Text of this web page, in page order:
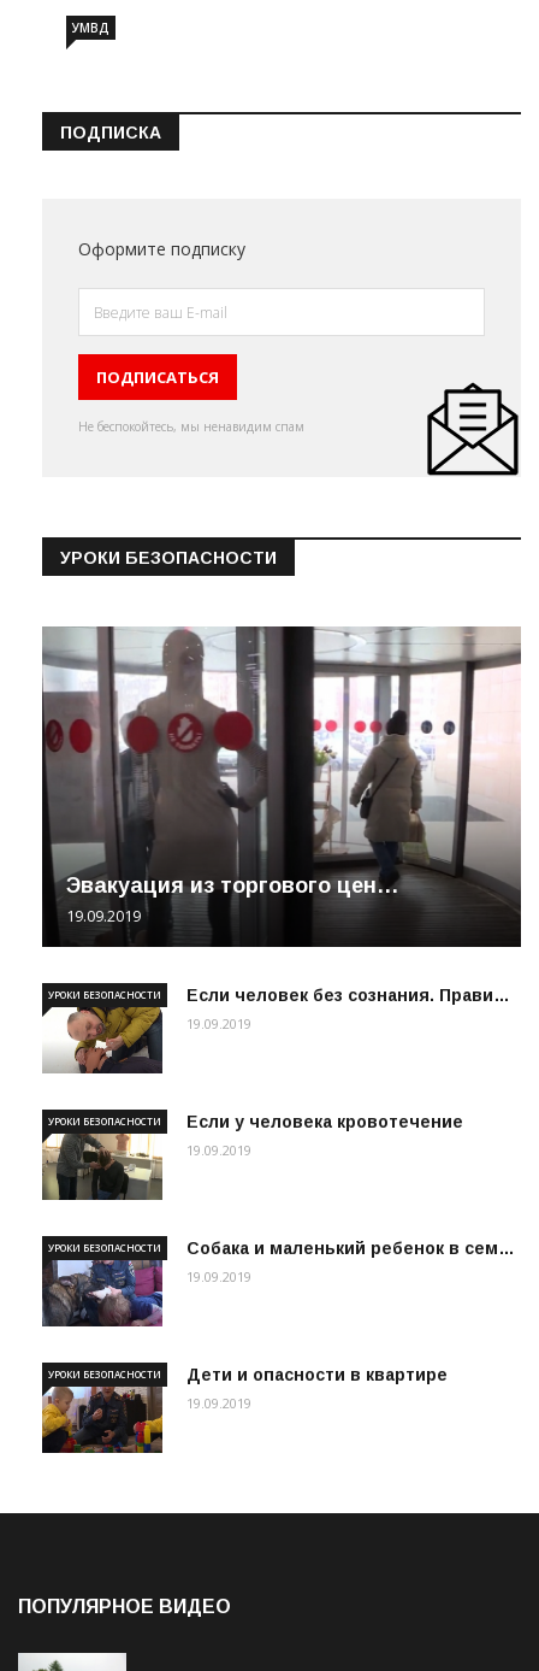
УМВД
ПОДПИСКА
Оформите подписку
Не беспокойтесь, мы ненавидим спам
УРОКИ БЕЗОПАСНОСТИ
Эвакуация из торгового цен…
19.09.2019
Если человек без сознания. Прави…
УРОКИ БЕЗОПАСНОСТИ
19.09.2019
Если у человека кровотечение
УРОКИ БЕЗОПАСНОСТИ
19.09.2019
Собака и маленький ребенок в сем…
УРОКИ БЕЗОПАСНОСТИ
19.09.2019
Дети и опасности в квартире
УРОКИ БЕЗОПАСНОСТИ
19.09.2019
ПОПУЛЯРНОЕ ВИДЕО